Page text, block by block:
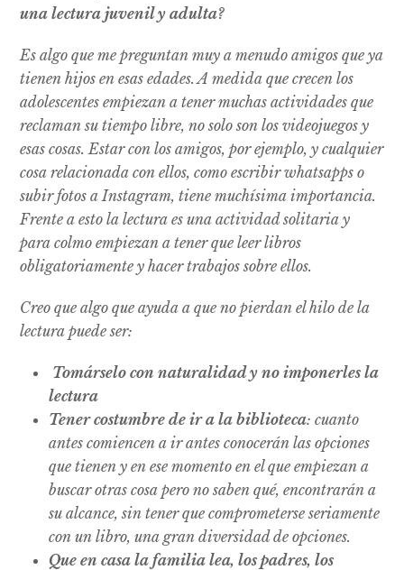
una lectura juvenil y adulta?
Es algo que me preguntan muy a menudo amigos que ya
tienen hijos en esas edades. A medida que crecen los
adolescentes empiezan a tener muchas actividades que
reclaman su tiempo libre, no solo son los videojuegos y
esas cosas. Estar con los amigos, por ejemplo, y cualquier
cosa relacionada con ellos, como escribir whatsapps o
subir fotos a Instagram, tiene muchísima importancia.
Frente a esto la lectura es una actividad solitaria y
para colmo empiezan a tener que leer libros
obligatoriamente y hacer trabajos sobre ellos.
Creo que algo que ayuda a que no pierdan el hilo de la
lectura puede ser:
Tomárselo con naturalidad y no imponerles la
lectura
Tener costumbre de ir a la biblioteca: cuanto
antes comiencen a ir antes conocerán las opciones
que tienen y en ese momento en el que empiezan a
buscar otras cosa pero no saben qué, encontrarán a
su alcance, sin tener que comprometerse seriamente
con un libro, una gran diversidad de opciones.
Que en casa la familia lea, los padres, los